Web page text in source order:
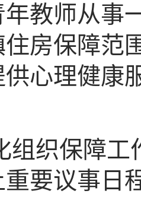
教师从事
房保障范
心理健康
织保障工
要议事日